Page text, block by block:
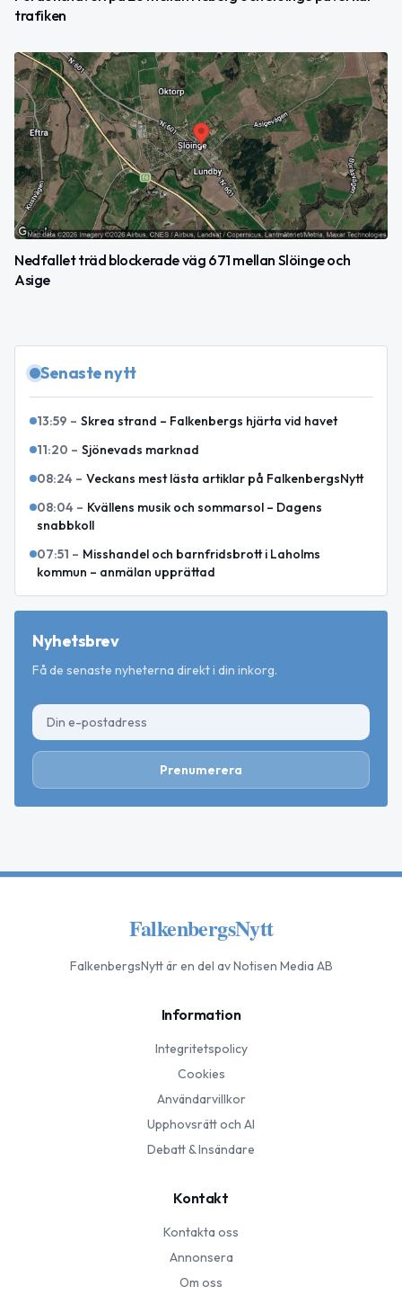
trafiken
Nedfallet träd blockerade väg 671 mellan Slöinge och
Asige
Senaste nytt
13:59 – Skrea strand – Falkenbergs hjärta vid havet
11:20 – Sjönevads marknad
08:24 – Veckans mest lästa artiklar på FalkenbergsNytt
08:04 – Kvällens musik och sommarsol – Dagens
snabbkoll
07:51 – Misshandel och barnfridsbrott i Laholms
kommun – anmälan upprättad
Nyhetsbrev
Få de senaste nyheterna direkt i din inkorg.
Prenumerera
FalkenbergsNytt
FalkenbergsNyttär en del av Notisen Media AB
Information
Integritetspolicy
Cookies
Användarvillkor
Upphovsrätt och AI
Debatt & Insändare
Kontakt
Kontakta oss
Annonsera
Om oss